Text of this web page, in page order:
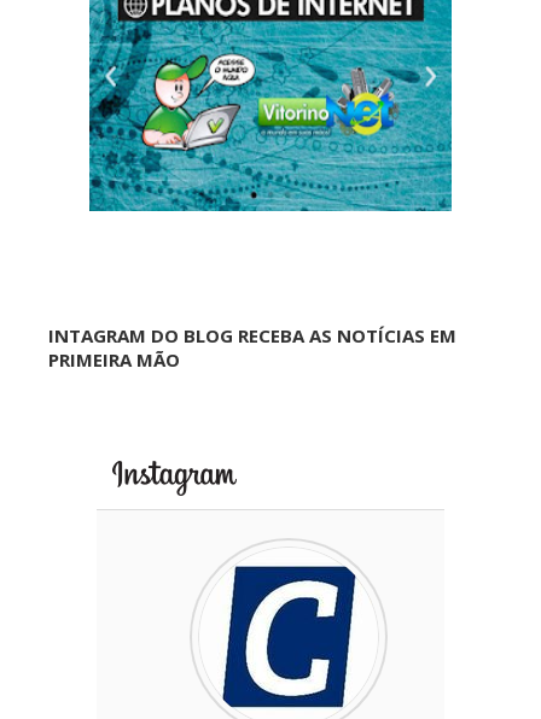
INTAGRAM DO BLOG RECEBA AS NOTÍCIAS EM
PRIMEIRA MÃO